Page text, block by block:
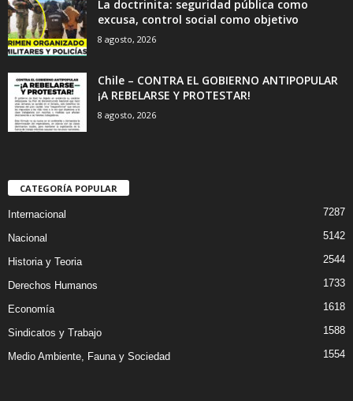
La doctrinita: seguridad pública como
excusa, control social como objetivo
8 agosto, 2026
Chile – CONTRA EL GOBIERNO ANTIPOPULAR
¡A REBELARSE Y PROTESTAR!
8 agosto, 2026
CATEGORÍA POPULAR
Internacional 7287
Nacional 5142
Historia y Teoria 2544
Derechos Humanos 1733
Economía 1618
Sindicatos y Trabajo 1588
Medio Ambiente, Fauna y Sociedad 1554